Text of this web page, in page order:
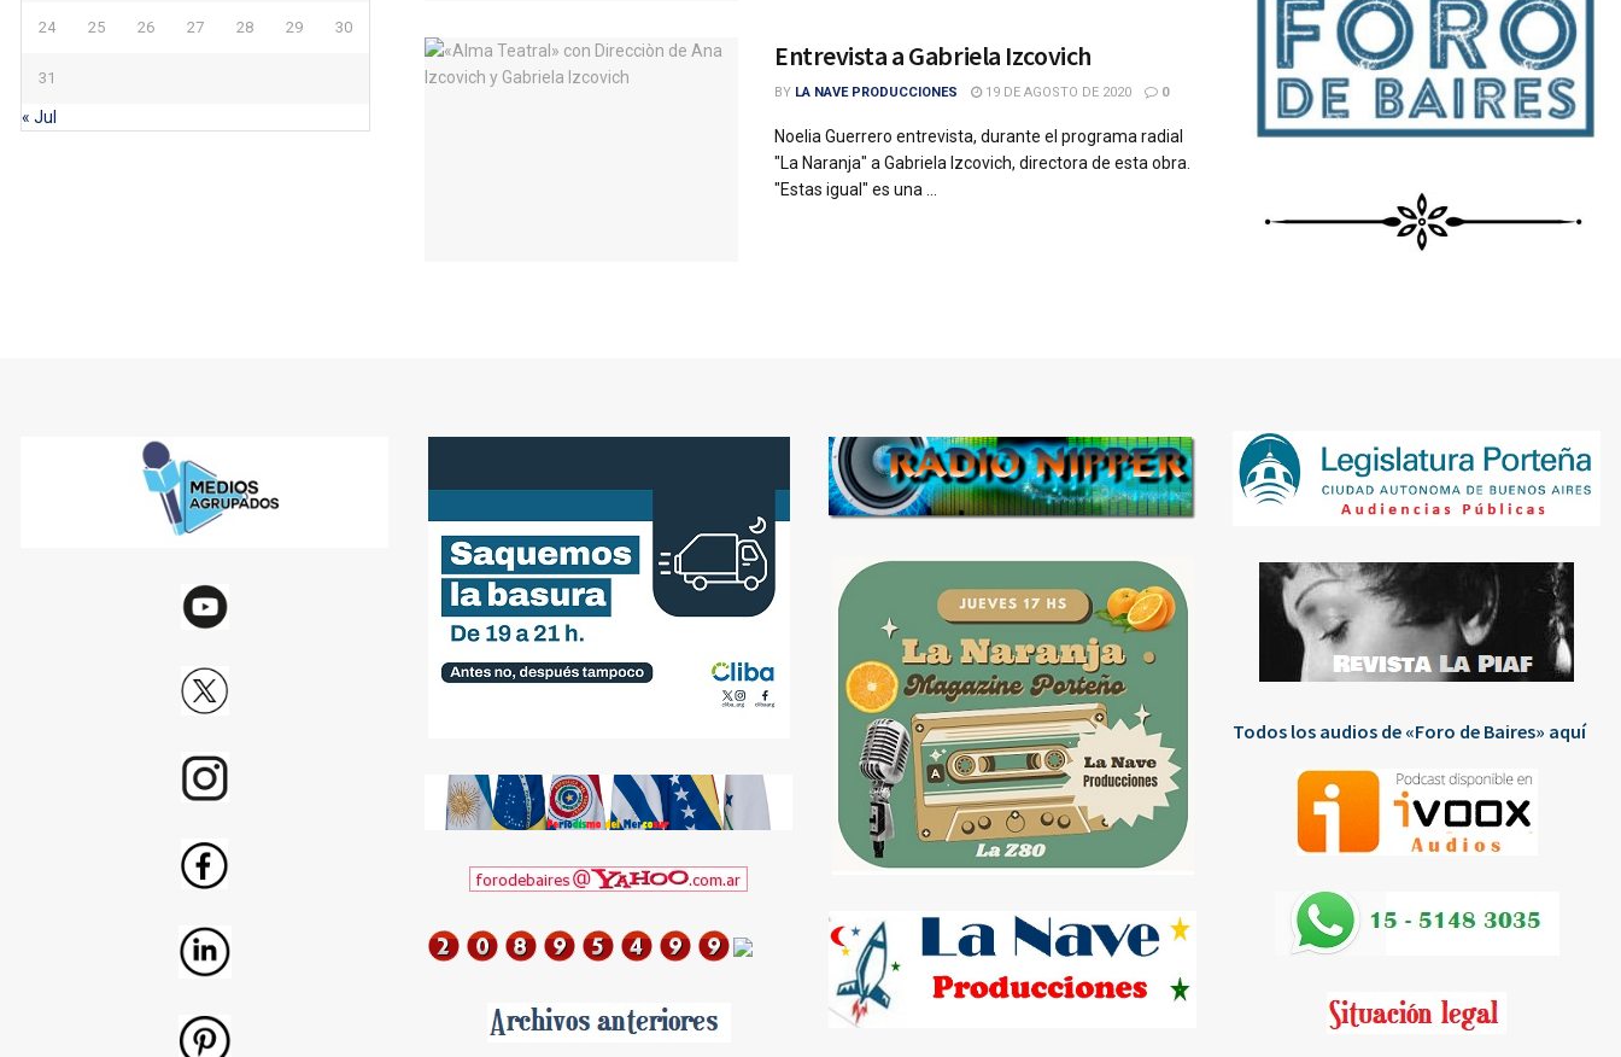
Entrevista a Gabriela Izcovich
BY LA NAVE PRODUCCIONES 19 DE AGOSTO DE 2020 0
Noelia Guerrero entrevista, durante el programa radial
"La Naranja" a Gabriela Izcovich, directora de esta obra.
"Estas igual" es una ...
24 25 26 27 28 29 30
31
« Jul
Todos los audios de «Foro de Baires» aquí